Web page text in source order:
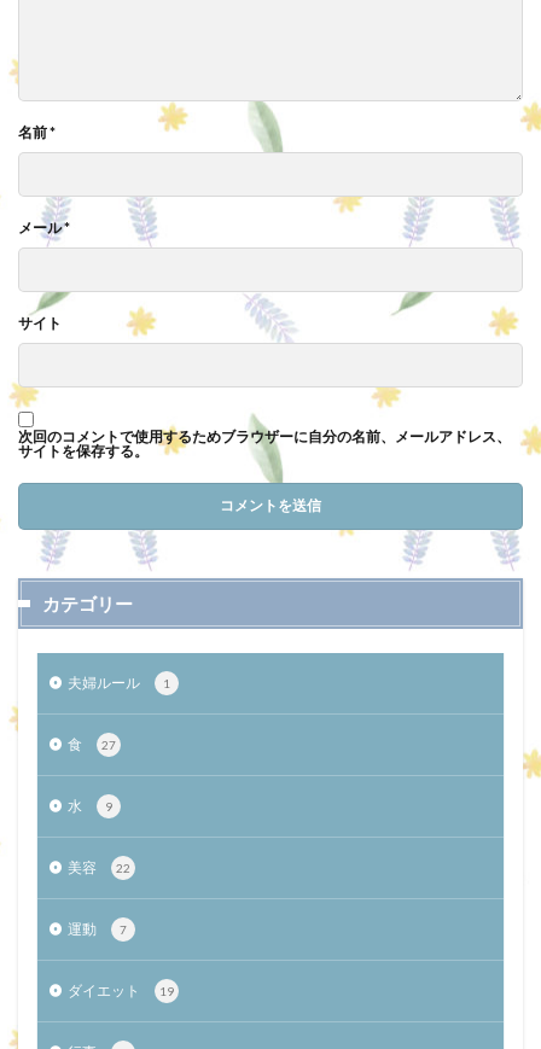
名前*
メール*
サイト
次回のコメントで使用するためブラウザーに自分の名前、メールアドレス、
サイトを保存する。
カテゴリー
夫婦ルール 1
食 27
水 9
美容 22
運動 7
ダイエット 19